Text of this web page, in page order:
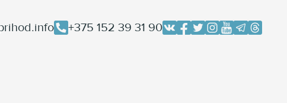
+375 152 39 31 90